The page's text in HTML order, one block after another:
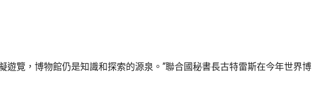
覽，博物館仍是知識和探索的源泉。”聯合國秘書長古特雷斯在今年世界博